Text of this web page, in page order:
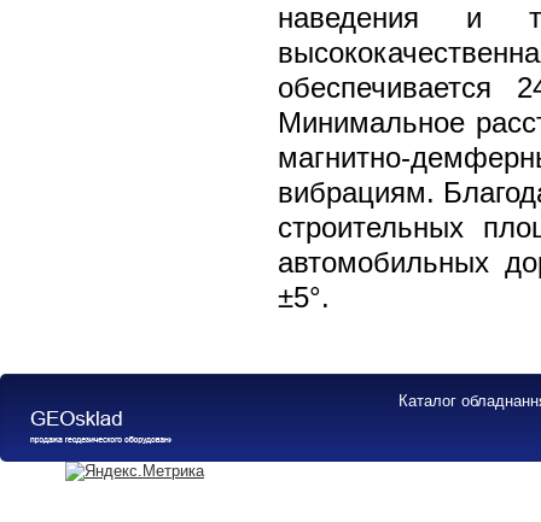
наведения и
обеспечивается
Минимальное
магнитно-
вибрациям.
строительных
автомобильных
±5°.
Каталог